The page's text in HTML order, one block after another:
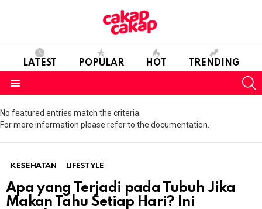
LATEST POPULAR HOT TRENDING
No featured entries match the criteria.
For more information please refer to the documentation.
KESEHATAN LIFESTYLE
Apa yang Terjadi pada Tubuh Jika
Makan Tahu Setiap Hari? Ini